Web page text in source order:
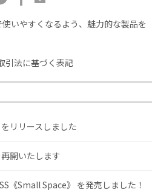
いやすくなるよう、魅力的な製品を
引法に基づく表記
リリースしました
開いたします
《Small Space》 を発売しました！